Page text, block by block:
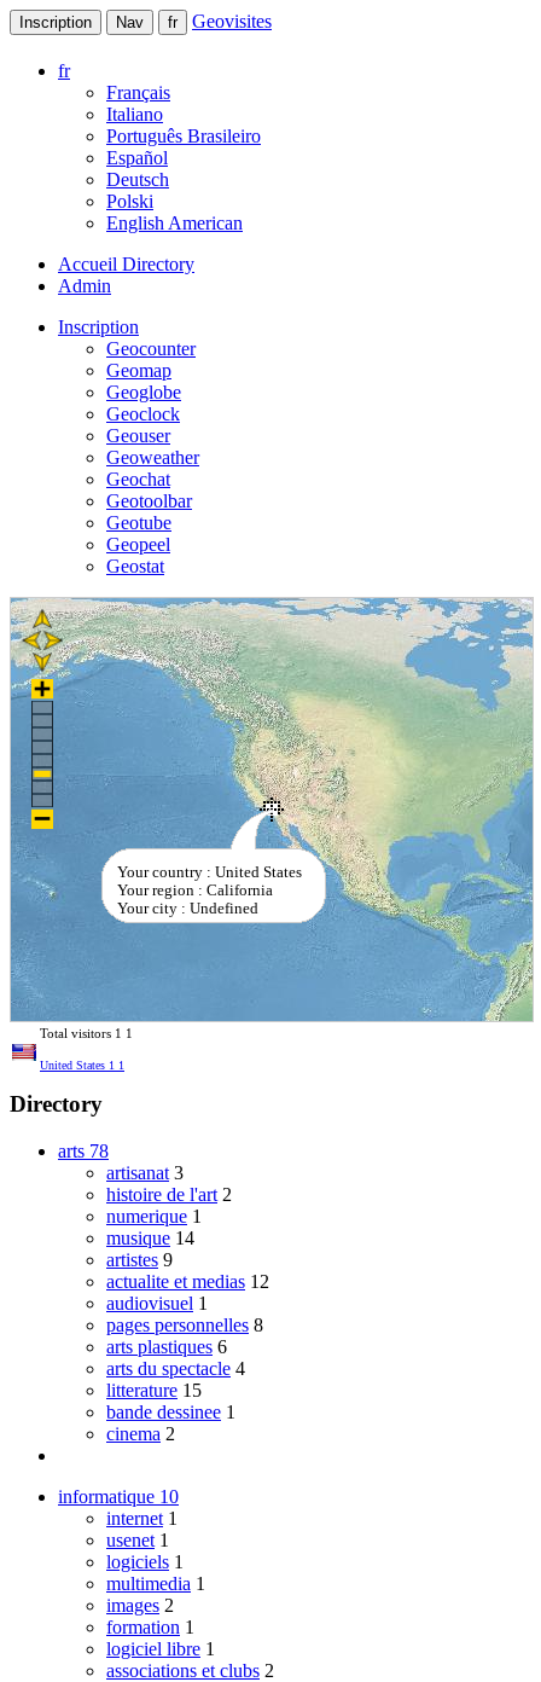
Inscription Nav fr Geovisites
fr
Français
Italiano
Português Brasileiro
Español
Deutsch
Polski
English American
Accueil Directory
Admin
Inscription
Geocounter
Geomap
Geoglobe
Geoclock
Geouser
Geoweather
Geochat
Geotoolbar
Geotube
Geopeel
Geostat
Your country : United States
Your region : California
Your city : Undefined
Total visitors 1 1
United States 1 1
Directory
arts 78
artisanat 3
histoire de l'art 2
numerique 1
musique 14
artistes 9
actualite et medias 12
audiovisuel 1
pages personnelles 8
arts plastiques 6
arts du spectacle 4
litterature 15
bande dessinee 1
cinema 2
informatique 10
internet 1
usenet 1
logiciels 1
multimedia 1
images 2
formation 1
logiciel libre 1
associations et clubs 2